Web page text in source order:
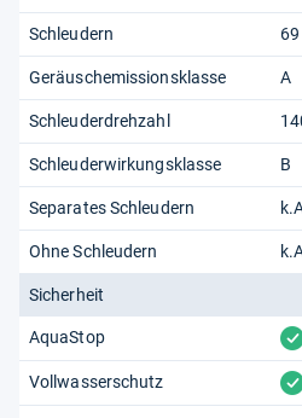
Schleudern
Geräuschemissionsklasse A
Schleuderdrehzahl
Schleuderwirkungsklasse B
Separates Schleudern
Ohne Schleudern
Sicherheit
AquaStop
Vollwasserschutz